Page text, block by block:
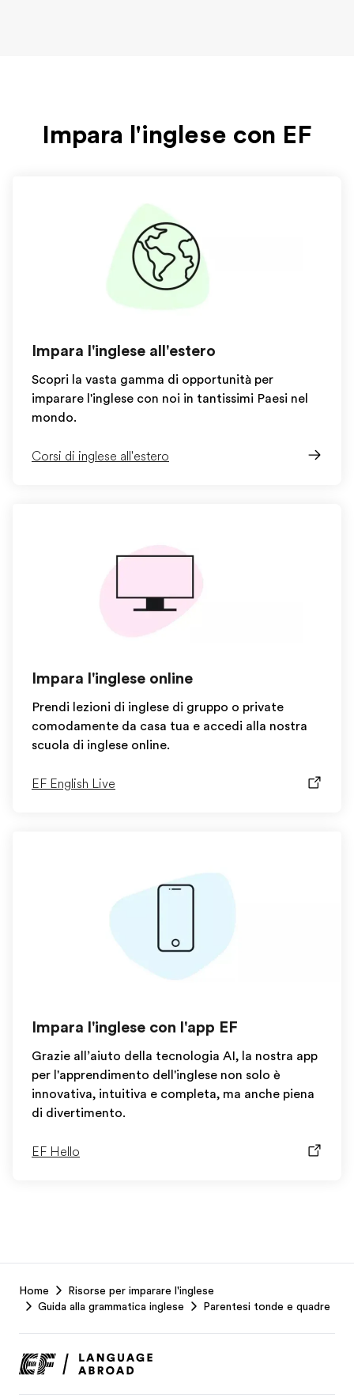
Impara l'inglese con EF
Impara l'inglese all'estero
Scopri la vasta gamma di opportunità per
imparare l'inglese con noi in tantissimi Paesi nel
mondo.
Corsi di inglese all'estero
Impara l'inglese online
Prendi lezioni di inglese di gruppo o private
comodamente da casa tua e accedi alla nostra
scuola di inglese online.
EF English Live
Impara l'inglese con l'app EF
Grazie all’aiuto della tecnologia AI, la nostra app
per l'apprendimento dell'inglese non solo è
innovativa, intuitiva e completa, ma anche piena
di divertimento.
EF Hello
Footer
Home
Risorse per imparare l'inglese
Guida alla grammatica inglese
Parentesi tonde e quadre